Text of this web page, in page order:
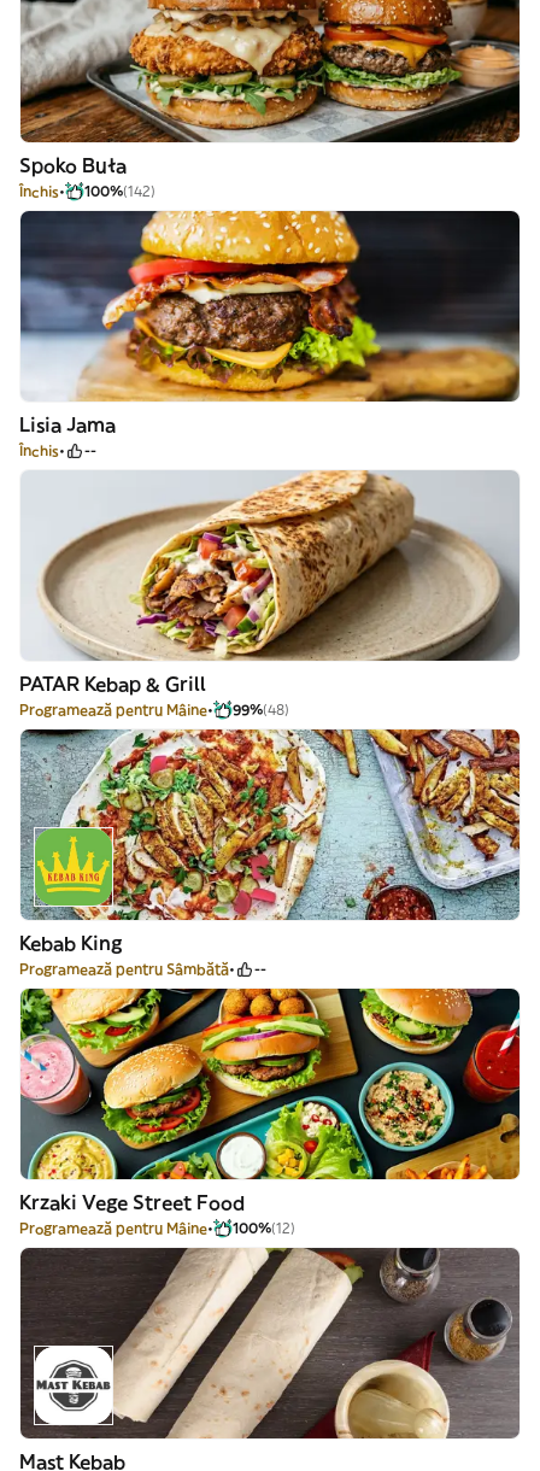
Spoko Buła
Închis 100%(142)
Lisia Jama
Închis --
PATAR Kebap & Grill
Programează pentru Mâine 99%(48)
Kebab King
Programează pentru Sâmbătă --
Krzaki Vege Street Food
Programează pentru Mâine 100%(12)
Mast Kebab